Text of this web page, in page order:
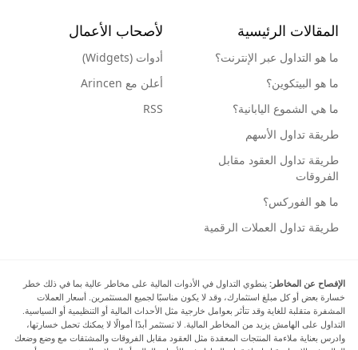
المقالات الرئيسية
ما هو التداول عبر الإنترنت؟
ما هو البيتكوين؟
ما هي الشموع اليابانية؟
طريقة تداول الأسهم
طريقة تداول العقود مقابل
الفروقات
ما هو الفوركس؟
طريقة تداول العملات الرقمية
لأصحاب الأعمال
أدوات (Widgets)
أعلن مع Arincen
RSS
الإفصاح عن المخاطر: ينطوي التداول في الأدوات المالية على مخاطر عالية بما في ذلك خطر
خسارة بعض أو كل مبلغ استثمارك، وقد لا يكون مناسبًا لجميع المستثمرين. أسعار العملات
المشفرة متقلبة للغاية وقد تتأثر بعوامل خارجية مثل الأحداث المالية أو التنظيمية أو السياسية.
التداول على الهامش يزيد من المخاطر المالية. لا تستثمر أبدًا أموالًا لا يمكنك تحمل خسارتها،
وادرس بعناية ملاءمة المنتجات المعقدة مثل العقود مقابل الفروقات والمشتقات مع وضع وضعك